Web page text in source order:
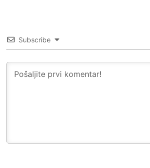
Subscribe